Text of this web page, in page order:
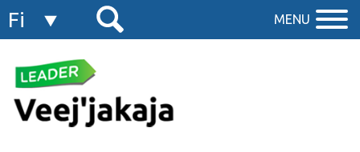
Fi
MENU